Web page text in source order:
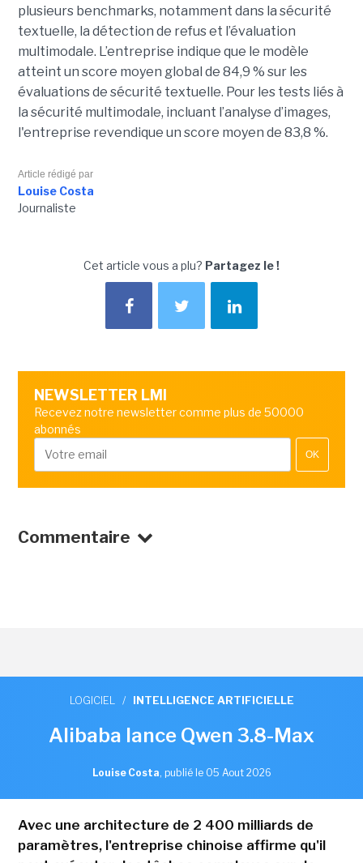
plusieurs benchmarks, notamment dans la sécurité
textuelle, la détection de refus et l’évaluation
multimodale. L’entreprise indique que le modèle
atteint un score moyen global de 84,9 % sur les
évaluations de sécurité textuelle. Pour les tests liés à
la sécurité multimodale, incluant l’analyse d’images,
l'entreprise revendique un score moyen de 83,8 %.
Article rédigé par
Louise Costa
Journaliste
Cet article vous a plu? Partagez le !
NEWSLETTER LMI
Recevez notre newsletter comme plus de 50000
abonnés
OK
Commentaire
LOGICIEL / INTELLIGENCE ARTIFICIELLE
Alibaba lance Qwen 3.8-Max
Louise Costa, publié le 05 Aout 2026
Avec une architecture de 2 400 milliards de
paramètres, l'entreprise chinoise affirme qu'il